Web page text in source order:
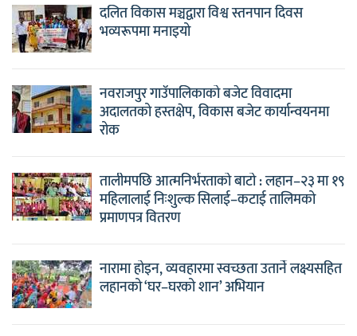
दलित विकास मञ्चद्वारा विश्व स्तनपान दिवस
भव्यरूपमा मनाइयो
नवराजपुर गाउँपालिकाको बजेट विवादमा
अदालतको हस्तक्षेप, विकास बजेट कार्यान्वयनमा
रोक
तालीमपछि आत्मनिर्भरताको बाटो : लहान–२३ मा १९
महिलालाई निःशुल्क सिलाई–कटाई तालिमको
प्रमाणपत्र वितरण
नारामा होइन, व्यवहारमा स्वच्छता उतार्ने लक्ष्यसहित
लहानको ‘घर–घरको शान’ अभियान